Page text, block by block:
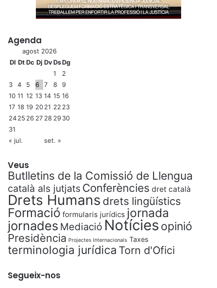
Agenda
agost 2026
Dl DtDc Dj DvDsDg
1
2
3
4 5 6 7 8
9
10 11 12 13 14 15 16
17 18 19 2021 22 23
2425 26 27 28 2930
31
« jul.
set. »
Veus
Butlletins de la Comissió de Llengua
català als jutjats Conferències dret català
Drets Humans drets lingüístics
Formació formularis jurídics jornada
jornades Mediació Notícies opinió
Presidència Projectes Internacionals Taxes
terminologia jurídica Torn d'Ofici
Segueix-nos